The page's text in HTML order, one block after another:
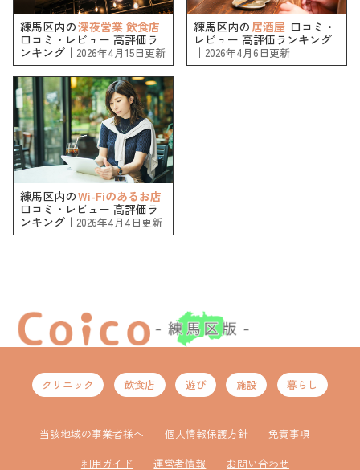
練馬区内の深夜営業 飲食店
口コミ・レビュー 高評価ラ
ンキング｜ 2026年4月15日更新
練馬区内の居酒屋 口コミ・
レビュー 高評価ランキング
｜ 2026年4月6日更新
練馬区内のWi-Fiのあるお店
口コミ・レビュー 高評価ラ
ンキング｜ 2026年4月4日更新
クリニック 飲食店 遊び 施設 暮らし
当該地域の事業者様へ 個人情報保護方針
免責事項
利用ガイド
運営者情報 お問い合わせ